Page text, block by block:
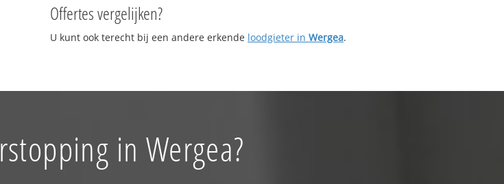
Offertes vergelijken?
U kunt ook terecht bij een andere erkende loodgieter in Wergea.
in Wergea?